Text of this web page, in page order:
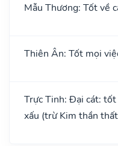
Mẫu Thương: Tốt về
Thiên Ân: Tốt mọi
Trực Tinh: Đại cát:
xấu (trừ Kim thần